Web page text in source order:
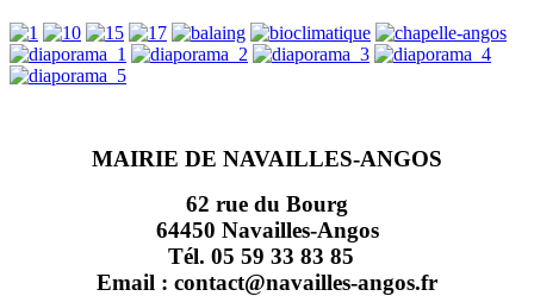
MAIRIE DE NAVAILLES-ANGOS
62 rue du Bourg
64450 Navailles-Angos
Tél. 05 59 33 83 85
Email : contact@navailles-angos.fr